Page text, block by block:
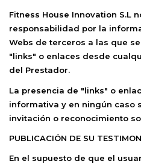
Fitness House Innovation S.L
responsabilidad por la
Webs de terceros a las que
"links" o enlaces desde
del Prestador.
La presencia de "links" o
informativa y en ningún caso
invitación o reconocimiento
PUBLICACIÓN DE SU
En el supuesto de que el